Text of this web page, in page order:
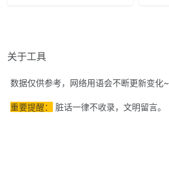
关于工具
数据仅供参考，网络用语会不断更新变化~
重要提醒： 脏话一律不收录，文明留言。